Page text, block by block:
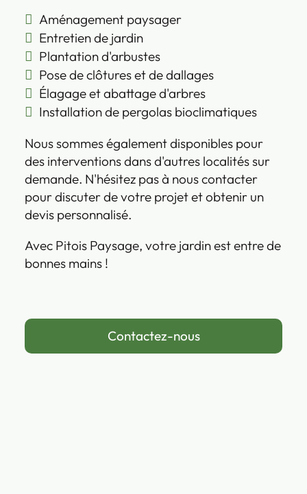
Aménagement paysager
Entretien de jardin
Plantation d'arbustes
Pose de clôtures et de dallages
Élagage et abattage d'arbres
Installation de pergolas bioclimatiques
Nous sommes également disponibles pour
des interventions dans d'autres localités sur
demande. N'hésitez pas à nous contacter
pour discuter de votre projet et obtenir un
devis personnalisé.
Avec Pitois Paysage, votre jardin est entre de
bonnes mains !
Contactez-nous